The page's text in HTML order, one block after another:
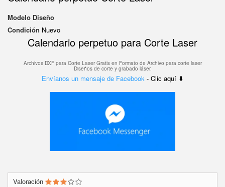
Modelo Diseño
Condición Nuevo
Calendario perpetuo para Corte Laser
Archivos DXF para Corte Laser Gratis en Formato de Archivo para corte laser
Diseños de corte y grabado láser.
Envíanos un mensaje de Facebook - Clic aquí ⬇
Valoración